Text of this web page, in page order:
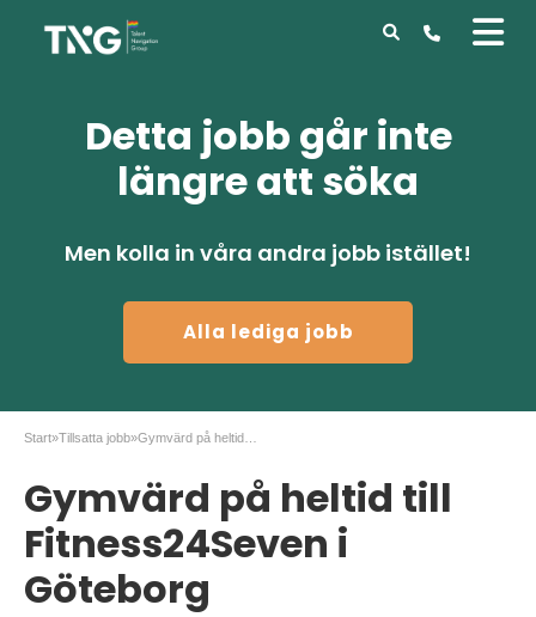
Detta jobb går inte
längre att söka
Men kolla in våra andra jobb istället!
Alla lediga jobb
Start»Tillsatta jobb»
Gymvärd på heltid till
Fitness24Seven i
Göteborg